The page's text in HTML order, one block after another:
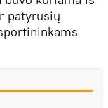
patyrusių